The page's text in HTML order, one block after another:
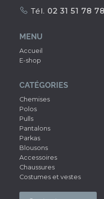
Tél. 02 31 51 78 78
MENU
Accueil
E-shop
CATÉGORIES
Chemises
Polos
Pulls
Pantalons
Parkas
Blousons
Accessoires
Chaussures
Costumes et vestes